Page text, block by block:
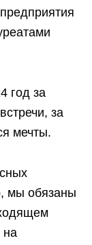
год за
за
мечты.
мы обязаны
на